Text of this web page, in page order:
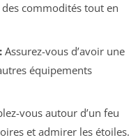
commodités tout en
Assurez-vous d’avoir une
équipements
vous autour d’un feu
et admirer les étoiles.